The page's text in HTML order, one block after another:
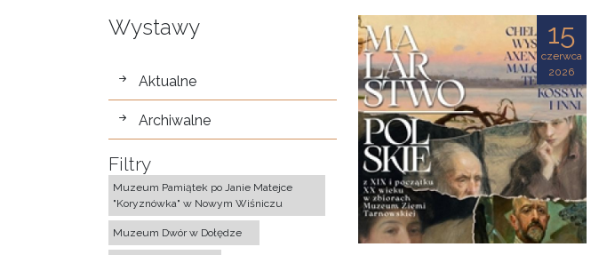
Wystawy
wystawy
Aktualne
Archiwalne
Filtry
Muzeum Pamiątek po Janie Matejce
"Koryznówka" w Nowym Wiśniczu
Muzeum Dwór w Dołędze
15
czerwca
2026